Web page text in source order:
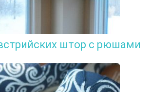
штор с рюшами